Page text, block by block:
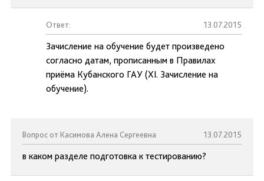
Ответ: 13.07.2015
Зачисление на обучение будет произведено
согласно датам, прописанным в Правилах
приёма Кубанского ГАУ (XI. Зачисление на
обучение).
Вопрос от Касимова Алена Сергеевна 13.07.2015
в каком разделе подготовка к тестированию?